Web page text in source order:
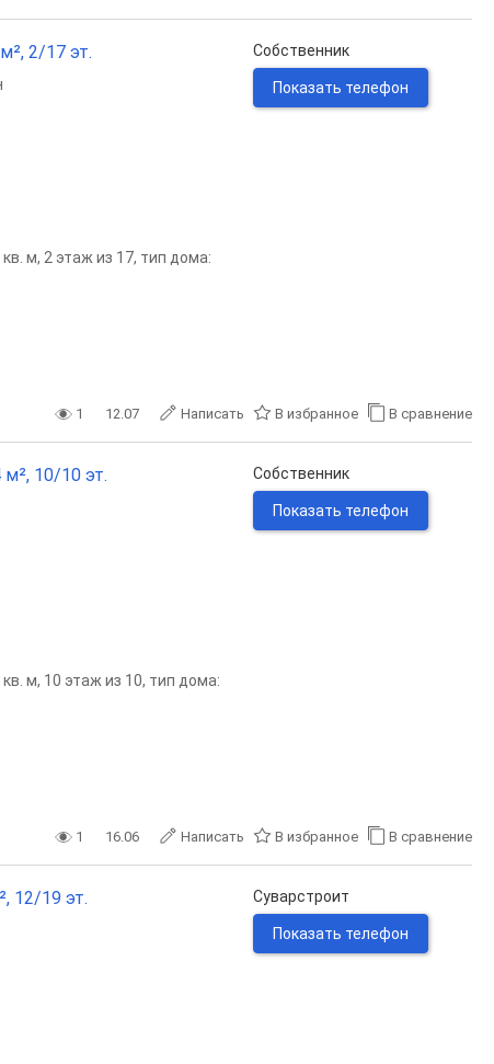
2/17 эт.
м, 2 этаж из 17, тип дома:
Собственник
Показать телефон
1 12.07 Написать В избранное В сравнение
10/10 эт.
м, 10 этаж из 10, тип дома:
Собственник
Показать телефон
1 16.06 Написать В избранное В сравнение
12/19 эт. Суварстроит
Показать телефон